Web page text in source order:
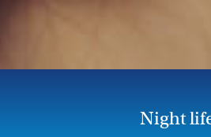
Night